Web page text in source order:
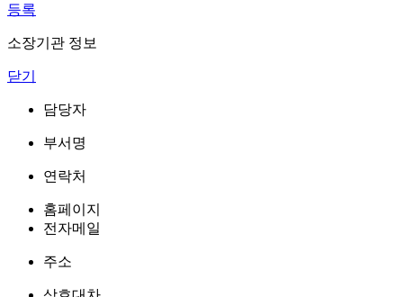
등록
소장기관 정보
닫기
담당자
부서명
연락처
홈페이지
전자메일
주소